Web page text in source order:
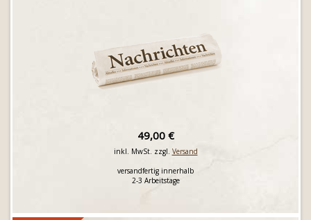
49,00 €
inkl. MwSt. zzgl. Versand
versandfertig innerhalb
2-3 Arbeitstage